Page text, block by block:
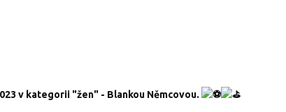
v kategorii "žen" - Blankou Němcovou.